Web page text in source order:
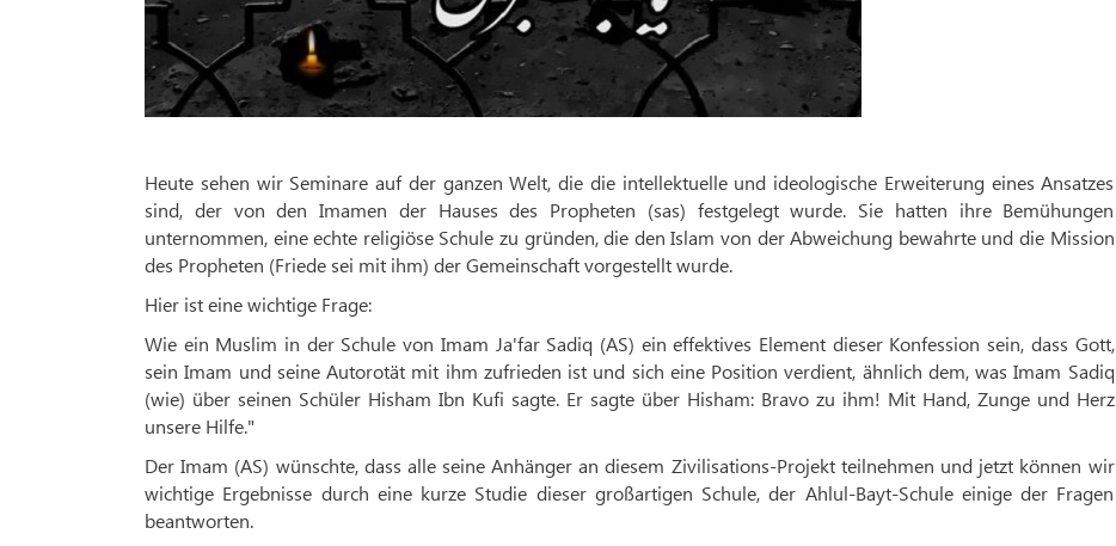
Heute sehen wir Seminare auf der ganzen Welt, die die intellektuelle und ideologische Erweiterung eines Ansatzes
sind, der von den Imamen der Hauses des Propheten (sas) festgelegt wurde. Sie hatten ihre Bemühungen
unternommen, eine echte religiöse Schule zu gründen, die den Islam von der Abweichung bewahrte und die Mission
des Propheten (Friede sei mit ihm) der Gemeinschaft vorgestellt wurde.
Hier ist eine wichtige Frage:
Wie ein Muslim in der Schule von Imam Ja'far Sadiq (AS) ein effektives Element dieser Konfession sein, dass Gott,
sein Imam und seine Autorotät mit ihm zufrieden ist und sich eine Position verdient, ähnlich dem, was Imam Sadiq
(wie) über seinen Schüler Hisham Ibn Kufi sagte. Er sagte über Hisham: Bravo zu ihm! Mit Hand, Zunge und Herz
unsere Hilfe."
Der Imam (AS) wünschte, dass alle seine Anhänger an diesem Zivilisations-Projekt teilnehmen und jetzt können wir
wichtige Ergebnisse durch eine kurze Studie dieser großartigen Schule, der Ahlul-Bayt-Schule einige der Fragen
beantworten.